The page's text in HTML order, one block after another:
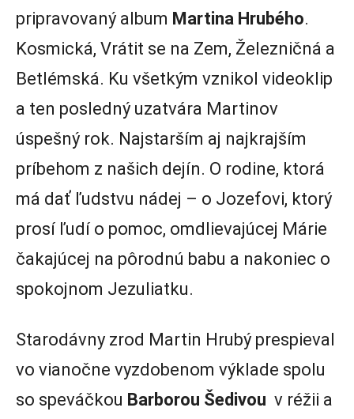
pripravovaný album Martina Hrubého.
Kosmická, Vrátit se na Zem, Železničná a
Betlémská. Ku všetkým vznikol videoklip
a ten posledný uzatvára Martinov
úspešný rok. Najstarším aj najkrajším
príbehom z našich dejín. O rodine, ktorá
má dať ľudstvu nádej – o Jozefovi, ktorý
prosí ľudí o pomoc, omdlievajúcej Márie
čakajúcej na pôrodnú babu a nakoniec o
spokojnom Jezuliatku.
Starodávny zrod Martin Hrubý prespieval
vo vianočne vyzdobenom výklade spolu
so speváčkou Barborou Šedivou v réžii a